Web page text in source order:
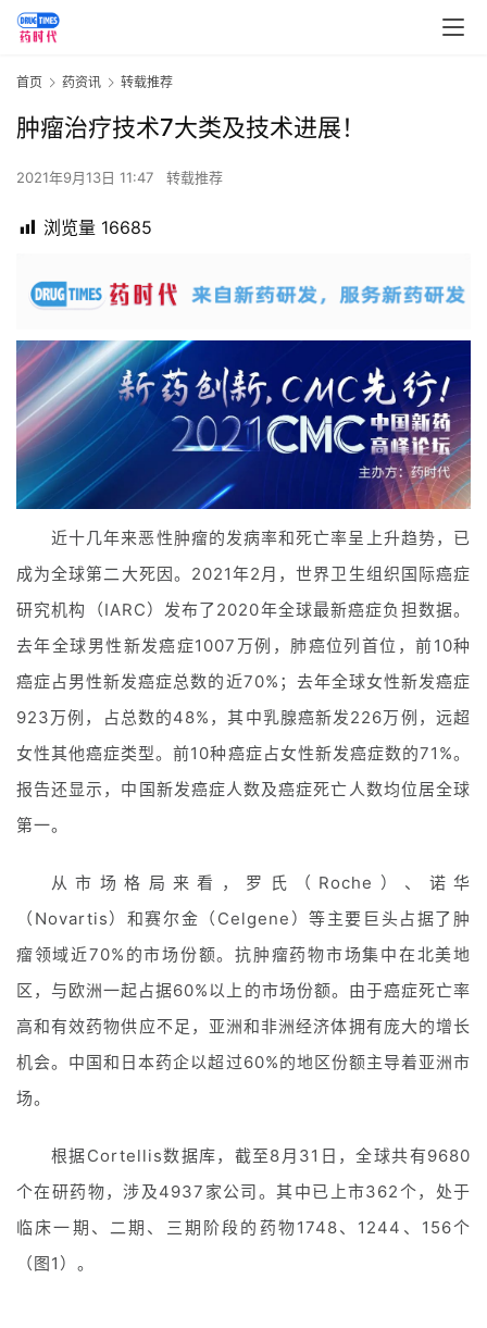
首页 药资讯 转载推荐
肿瘤治疗技术7大类及技术进展！
2021年9月13日 11:47 转载推荐
浏览量 16685
近十几年来恶性肿瘤的发病率和死亡率呈上升趋势，已
成为全球第二大死因。2021年2月，世界卫生组织国际癌症
研究机构（IARC）发布了2020年全球最新癌症负担数据。
去年全球男性新发癌症1007万例，肺癌位列首位，前10种
癌症占男性新发癌症总数的近70%；去年全球女性新发癌症
923万例，占总数的48%，其中乳腺癌新发226万例，远超
女性其他癌症类型。前10种癌症占女性新发癌症数的71%。
报告还显示，中国新发癌症人数及癌症死亡人数均位居全球
第一。
从市场格局来看，罗氏（Roche）、诺华
（Novartis）和赛尔金（Celgene）等主要巨头占据了肿
瘤领域近70%的市场份额。抗肿瘤药物市场集中在北美地
区，与欧洲一起占据60%以上的市场份额。由于癌症死亡率
高和有效药物供应不足，亚洲和非洲经济体拥有庞大的增长
机会。中国和日本药企以超过60%的地区份额主导着亚洲市
场。
根据Cortellis数据库，截至8月31日，全球共有9680
个在研药物，涉及4937家公司。其中已上市362个，处于
临床一期、二期、三期阶段的药物1748、1244、156个
（图1）。